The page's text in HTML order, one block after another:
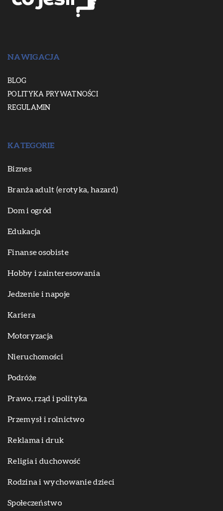
NAWIGACJA
BLOG
POLITYKA PRYWATNOŚCI
REGULAMIN
KATEGORIE
Biznes
Branża adult (erotyka, hazard)
Dom i ogród
Edukacja
Finanse osobiste
Hobby i zainteresowania
Jedzenie i napoje
Kariera
Motoryzacja
Nieruchomości
Podróże
Prawo, rząd i polityka
Przemysł i rolnictwo
Reklama i druk
Religia i duchowość
Rodzina i wychowanie dzieci
Społeczeństwo